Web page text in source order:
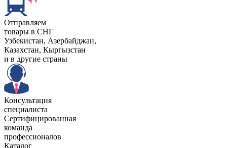
Отправляем
товары в СНГ
Узбекистан, Aзербайджан,
Казахстан, Кыргызстан
и в другие страны
Консультация
специалиста
Сертифицированная
команда
профессионалов
Каталог